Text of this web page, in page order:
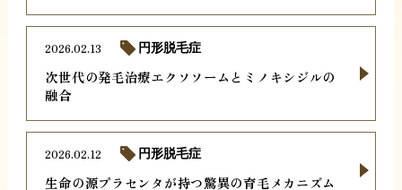
次世代の発毛治療エクソソームとミノキシジルの
融合
2026.02.13 円形脱毛症
生命の源プラセンタが持つ驚異の育毛メカニズム
2026.02.12 円形脱毛症